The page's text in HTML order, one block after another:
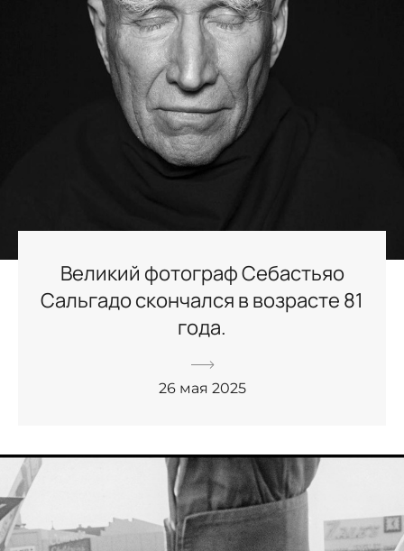
Великий фотограф Себастьяо
Сальгадо скончался в возрасте 81
года.
26 мая 2025